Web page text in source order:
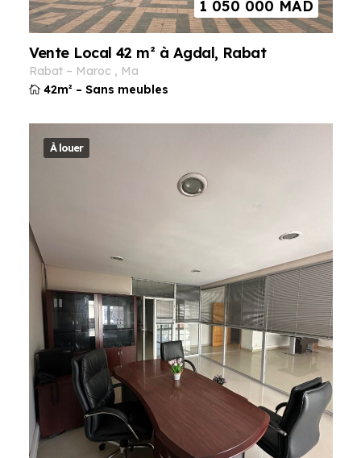
1 050 000 MAD
Vente Local 42 m² à Agdal, Rabat
rabat – maroc ,
ma
42m² – Sans meubles
À louer